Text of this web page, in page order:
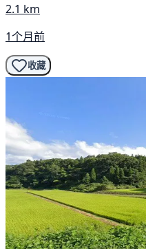
2.1 km
1个月前
收藏